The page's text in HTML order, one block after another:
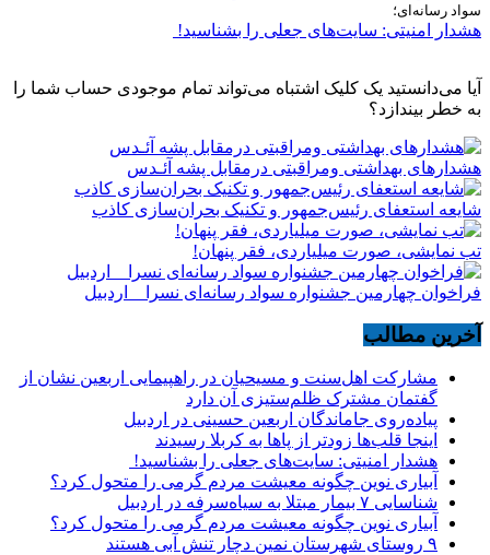
سواد رسانه‌ای؛
هشدار امنیتی: سایت‌های جعلی را بشناسید!
آیا می‌دانستید یک کلیک اشتباه می‌تواند تمام موجودی حساب شما را
به خطر بیندازد؟
هشدارهاى بهداشتى ومراقبتى درمقابل پشه آئـدس
شایعه استعفای رئیس‌جمهور و تکنیک بحران‌سازی کاذب
تب نمایشی، صورت میلیاردی، فقر پنهان!
فراخوان چهارمین جشنواره سواد رسانه‌ای نسرا _ اردبیل
آخرین مطالب
مشارکت اهل‌سنت و مسیحیان در راهپیمایی اربعین نشان از
گفتمان مشترک ظلم‌ستیزی آن دارد
پیاده‌روی جاماندگان اربعین حسینی در اردبیل
اینجا قلب‌ها زودتر از پاها به کربلا رسیدند
هشدار امنیتی: سایت‌های جعلی را بشناسید!
آبیاری نوین چگونه معیشت مردم گرمی را متحول کرد؟
شناسایی ۷ بیمار مبتلا به سیاه‌سرفه در اردبیل
آبیاری نوین چگونه معیشت مردم گرمی را متحول کرد؟
۹ روستای شهرستان نمین دچار تنش آبی هستند